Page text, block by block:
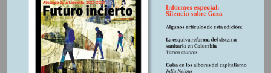
necesario que los ponga al frente del país.
Por su parte, en Paraguay, la cita a las urnas marca el 22